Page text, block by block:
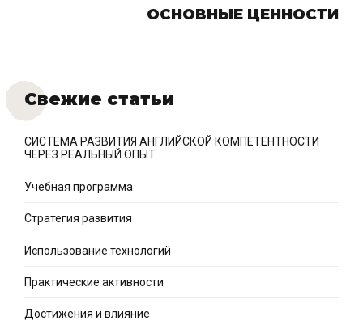
ОСНОВНЫЕ ЦЕННОСТИ
Свежие статьи
СИСТЕМА РАЗВИТИЯ АНГЛИЙСКОЙ КОМПЕТЕНТНОСТИ
ЧЕРЕЗ РЕАЛЬНЫЙ ОПЫТ
Учебная программа
Стратегия развития
Использование технологий
Практические активности
Достижения и влияние